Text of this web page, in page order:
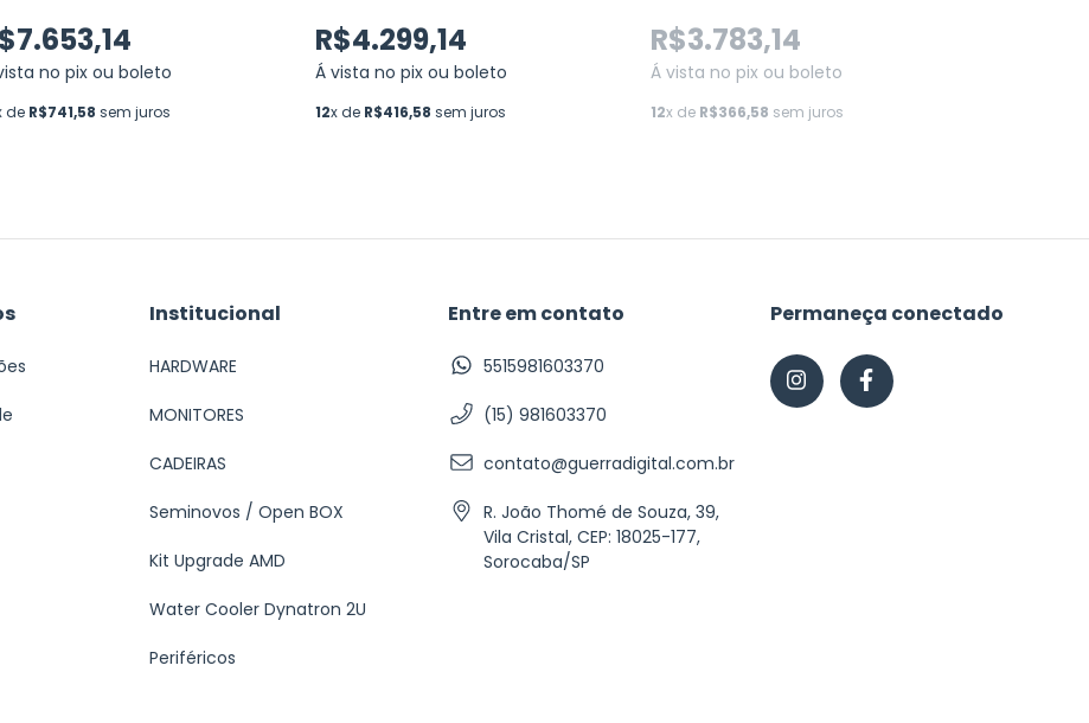
O16G)
no pix ou boleto
de R$741,58 sem juros
195064N)
R$4.299,14
Á vista no pix ou boleto
12x de R$416,58 sem juros
R$3.783,14
Á vista no pix ou boleto
12x de R$366,58 sem juros
Institucional
HARDWARE
MONITORES
CADEIRAS
Seminovos / Open BOX
Kit Upgrade AMD
Water Cooler Dynatron 2U
Periféricos
Entre em contato
5515981603370
(15) 981603370
contato@guerradigital.com.br
R. João Thomé de Souza, 39,
Vila Cristal, CEP: 18025-177,
Sorocaba/SP
Permaneça conectado